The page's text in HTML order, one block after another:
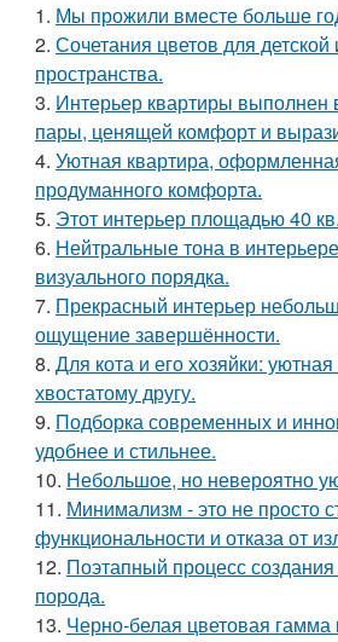
1. Мы прожили вместе больше
2. Сочетания цветов для
пространства.
3. Интерьер квартиры
пары, ценящей комфорт и
4. Уютная квартира,
продуманного комфорта.
5. Этот интерьер площадью 40 кв.
6. Нейтральные тона в
визуального порядка.
7. Прекрасный интерьер
ощущение завершённости.
8. Для кота и его хозяйки:
хвостатому другу.
9. Подборка современных и
удобнее и стильнее.
10. Небольшое, но невероятно
11. Минимализм - это не просто
функциональности и отказа от
12. Поэтапный процесс
порода.
13. Черно-белая цветовая гамма